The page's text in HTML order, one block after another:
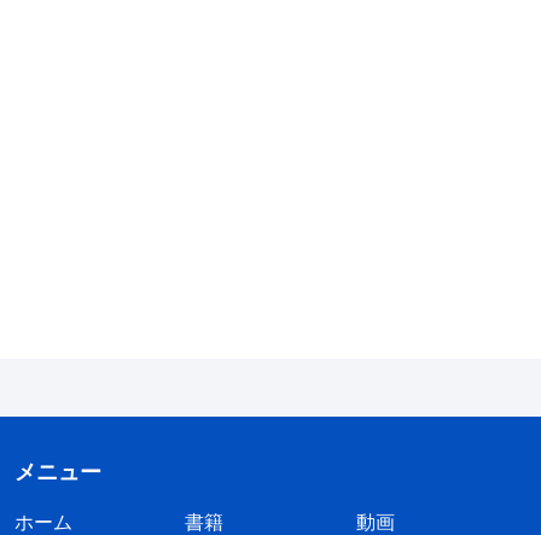
柱にしよう。彼は決して二度と外へ出ることはな
い。そして彼の上に、わたしの神の御名と、わたし
メニュー
ホーム 書籍
動画